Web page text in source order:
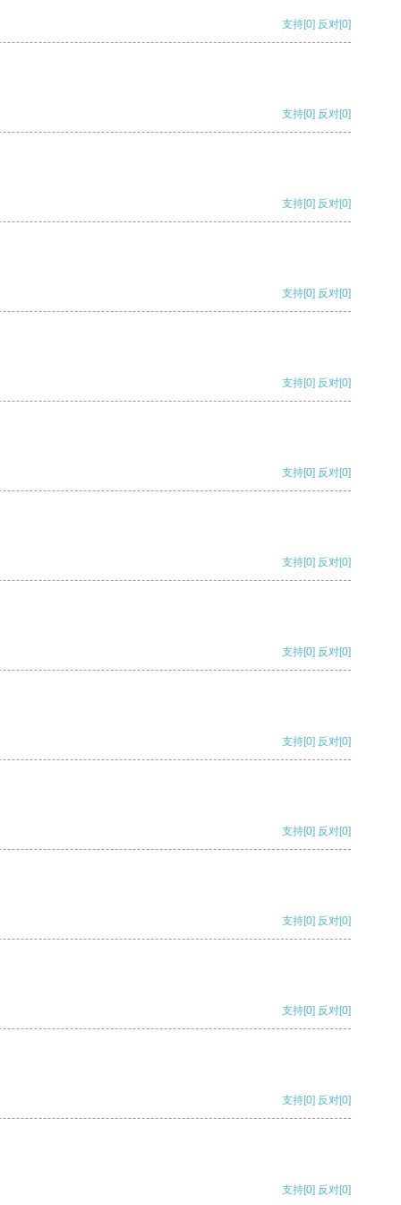
支持[0] 反对[0]
支持[0] 反对[0]
支持[0] 反对[0]
支持[0] 反对[0]
支持[0] 反对[0]
支持[0] 反对[0]
支持[0] 反对[0]
支持[0] 反对[0]
支持[0] 反对[0]
支持[0] 反对[0]
支持[0] 反对[0]
支持[0] 反对[0]
支持[0] 反对[0]
支持[0] 反对[0]